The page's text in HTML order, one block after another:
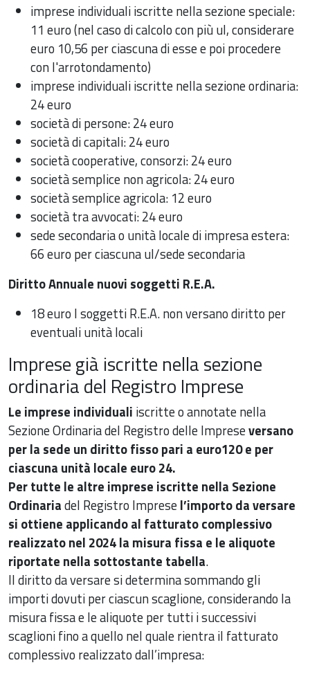
imprese individuali iscritte nella sezione speciale:
11 euro (nel caso di calcolo con più ul, considerare
euro 10,56 per ciascuna di esse e poi procedere
con l'arrotondamento)
imprese individuali iscritte nella sezione ordinaria:
24 euro
società di persone: 24 euro
società di capitali: 24 euro
società cooperative, consorzi: 24 euro
società semplice non agricola: 24 euro
società semplice agricola: 12 euro
società tra avvocati: 24 euro
sede secondaria o unità locale di impresa estera:
66 euro per ciascuna ul/sede secondaria
Diritto Annuale nuovi soggetti R.E.A.
18 euro I soggetti R.E.A. non versano diritto per
eventuali unità locali
Imprese già iscritte nella sezione
ordinaria del Registro Imprese
Le imprese individuali iscritte o annotate nella
Sezione Ordinaria del Registro delle Impreseversano
per la sede un diritto fisso pari a euro120 e per
ciascuna unità locale euro 24.
Per tutte le altre imprese iscritte nella Sezione
Ordinariadel Registro Impresel’importo da versare
si ottiene applicando al fatturato complessivo
realizzato nel 2024 la misura fissa e le aliquote
riportate nella sottostante tabella.
Il diritto da versare si determina sommando gli
importi dovuti per ciascun scaglione, considerando la
misura fissa e le aliquote per tutti i successivi
scaglioni fino a quello nel quale rientra il fatturato
complessivo realizzato dall’impresa: